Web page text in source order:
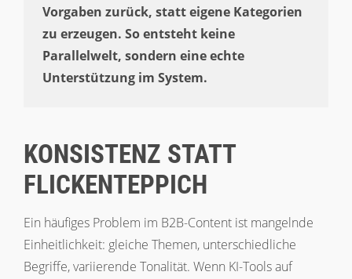
Vorgaben zurück, statt eigene Kategorien
zu erzeugen. So entsteht keine
Parallelwelt, sondern eine echte
Unterstützung im System.
KONSISTENZ STATT
FLICKENTEPPICH
Ein häufiges Problem im B2B-Content ist mangelnde
Einheitlichkeit: gleiche Themen, unterschiedliche
Begriffe, variierende Tonalität. Wenn KI-Tools auf